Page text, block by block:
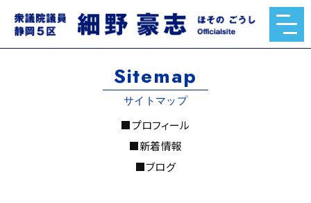
Sitemap
サイトマップ
■プロフィール
■新着情報
■ブログ